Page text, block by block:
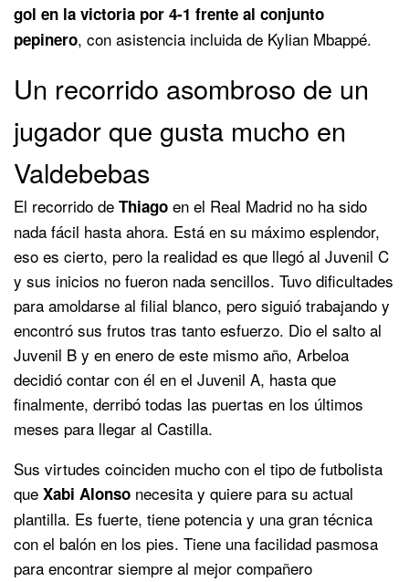
gol en la victoria por 4-1 frente al conjunto
pepinero, con asistencia incluida de Kylian Mbappé.
Un recorrido asombroso de un
jugador que gusta mucho en
Valdebebas
El recorrido de Thiago en el Real Madrid no ha sido
nada fácil hasta ahora. Está en su máximo esplendor,
eso es cierto, pero la realidad es que llegó al Juvenil C
y sus inicios no fueron nada sencillos. Tuvo dificultades
para amoldarse al filial blanco, pero siguió trabajando y
encontró sus frutos tras tanto esfuerzo. Dio el salto al
Juvenil B y en enero de este mismo año, Arbeloa
decidió contar con él en el Juvenil A, hasta que
finalmente, derribó todas las puertas en los últimos
meses para llegar al Castilla.
Sus virtudes coinciden mucho con el tipo de futbolista
que Xabi Alonso necesita y quiere para su actual
plantilla. Es fuerte, tiene potencia y una gran técnica
con el balón en los pies. Tiene una facilidad pasmosa
para encontrar siempre al mejor compañero